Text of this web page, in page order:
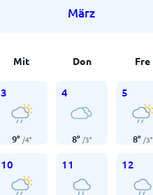
März
Mit Don Fre
3
9° /4°
4
8° /3°
5
8° /3°
10 11 12